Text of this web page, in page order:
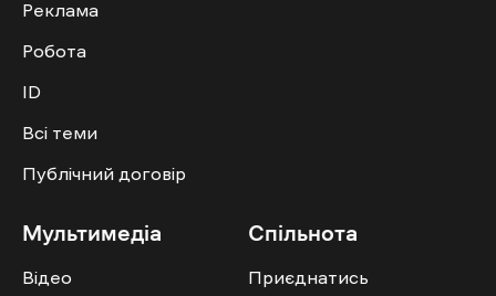
Реклама
Робота
ID
Всі теми
Публічний договір
Мультимедіа
Відео
Спільнота
Приєднатись